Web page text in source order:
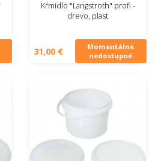
Kŕmidlo "Langstroth" profi -
drevo, plast
31,00 €
Momentálne
nedostupné